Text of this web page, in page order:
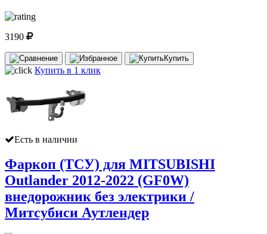
3190
Купить
Купить в 1 клик
Есть в наличии
Фаркоп (ТСУ) для MITSUBISHI
Outlander 2012-2022 (GF0W)
внедорожник без электрики /
Митсубиси Аутлендер